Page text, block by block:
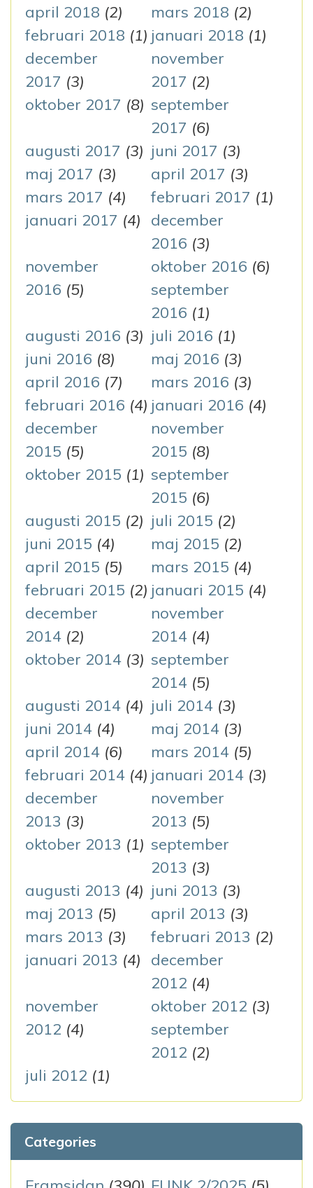
april 2018 (2) mars 2018 (2)
februari 2018 (1) januari 2018 (1)
december
2017 (3)
november
2017 (2)
oktober 2017 (8) september
2017 (6)
augusti 2017 (3) juni 2017 (3)
maj 2017 (3) april 2017 (3)
mars 2017 (4) februari 2017 (1)
januari 2017 (4)
december
2016 (3)
november
2016 (5)
oktober 2016 (6)
september
2016 (1)
augusti 2016 (3) juli 2016 (1)
juni 2016 (8) maj 2016 (3)
april 2016 (7) mars 2016 (3)
februari 2016 (4) januari 2016 (4)
december
2015 (5)
november
2015 (8)
oktober 2015 (1) september
2015 (6)
augusti 2015 (2) juli 2015 (2)
juni 2015 (4) maj 2015 (2)
april 2015 (5) mars 2015 (4)
februari 2015 (2) januari 2015 (4)
december
2014 (2)
november
2014 (4)
oktober 2014 (3) september
2014 (5)
augusti 2014 (4) juli 2014 (3)
juni 2014 (4) maj 2014 (3)
april 2014 (6) mars 2014 (5)
februari 2014 (4) januari 2014 (3)
december
2013 (3)
november
2013 (5)
oktober 2013 (1) september
2013 (3)
augusti 2013 (4) juni 2013 (3)
maj 2013 (5) april 2013 (3)
mars 2013 (3) februari 2013 (2)
januari 2013 (4)
december
2012 (4)
november
2012 (4)
oktober 2012 (3)
september
2012 (2)
juli 2012 (1)
Categories